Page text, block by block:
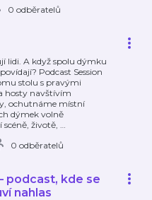
0 odběratelů
lidi. A když spolu dýmku
Podcast Session
stolu s pravými
hosty navštívím
ochutnáme místní
dýmek volně
scéně, životě, …
0 odběratelů
podcast, kde se
nahlas